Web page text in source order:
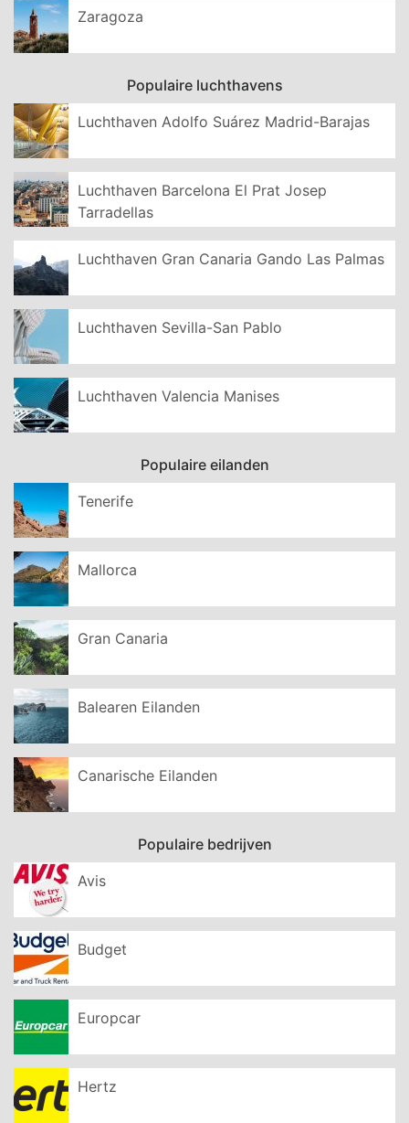
Zaragoza
Populaire luchthavens
Luchthaven Adolfo Suárez Madrid-Barajas
Luchthaven Barcelona El Prat Josep
Tarradellas
Luchthaven Gran Canaria Gando Las Palmas
Luchthaven Sevilla-San Pablo
Luchthaven Valencia Manises
Populaire eilanden
Tenerife
Mallorca
Gran Canaria
Balearen Eilanden
Canarische Eilanden
Populaire bedrijven
Avis
Budget
Europcar
Hertz